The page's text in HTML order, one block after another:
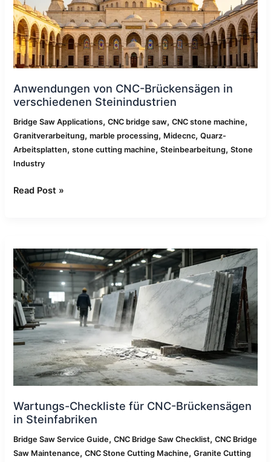
Anwendungen von CNC-Brückensägen in
verschiedenen Steinindustrien
Bridge Saw Applications,CNC bridge saw,CNC stone machine,
Granitverarbeitung,marble processing, Midecnc,Quarz-
Arbeitsplatten,stone cutting machine,Steinbearbeitung,Stone
Industry
Steinindustrien
Read Post »
Wartungs-Checkliste für CNC-Brückensägen
in Steinfabriken
Bridge Saw Service Guide,CNC Bridge Saw Checklist,CNC Bridge
Saw Maintenance,CNC Stone Cutting Machine,Granite Cutting
Checkliste
für
CNC-
Brückensägen
in
Steinfabriken